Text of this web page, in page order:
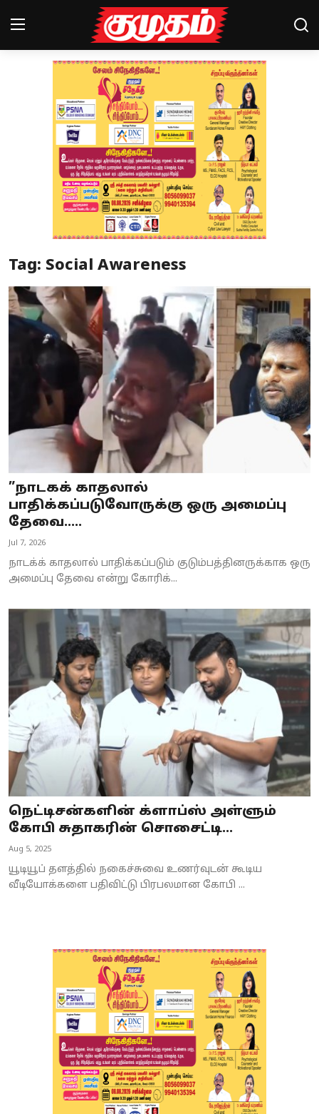
Magazines
Special Story
Business
Tamilnadu
National
Astrology
Spirituality
Weather
Tag: Social Awareness
”நாடகக் காதலால்
பாதிக்கப்படுவோருக்கு ஒரு அமைப்பு
தேவை.....
Jul 7, 2026
நாடக்க் காதலால் பாதிக்கப்படும் குடும்பத்தினருக்காக ஒரு
அமைப்பு தேவை என்று கோரிக்...
நெட்டிசன்களின் க்ளாப்ஸ் அள்ளும்
கோபி சுதாகரின் சொசைட்டி...
Aug 5, 2025
யூடியூப் தளத்தில் நகைச்சுவை உணர்வுடன் கூடிய
வீடியோக்களை பதிவிட்டு பிரபலமான கோபி ...